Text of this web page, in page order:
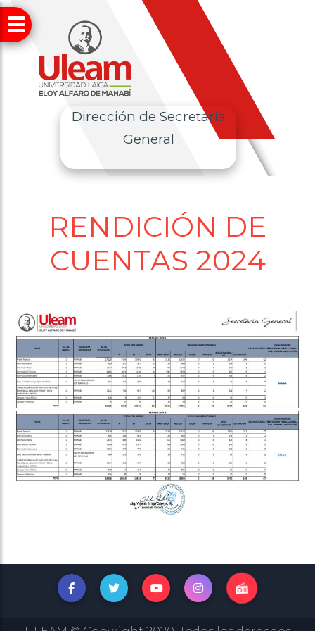
Dirección de Secretaría
General
RENDICIÓN DE
CUENTAS 2024